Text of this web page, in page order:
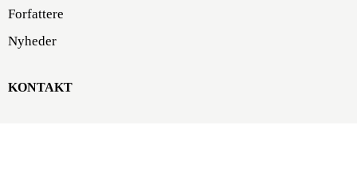
Forfattere
Nyheder
KONTAKT